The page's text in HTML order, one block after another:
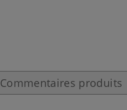
Commentaires produits